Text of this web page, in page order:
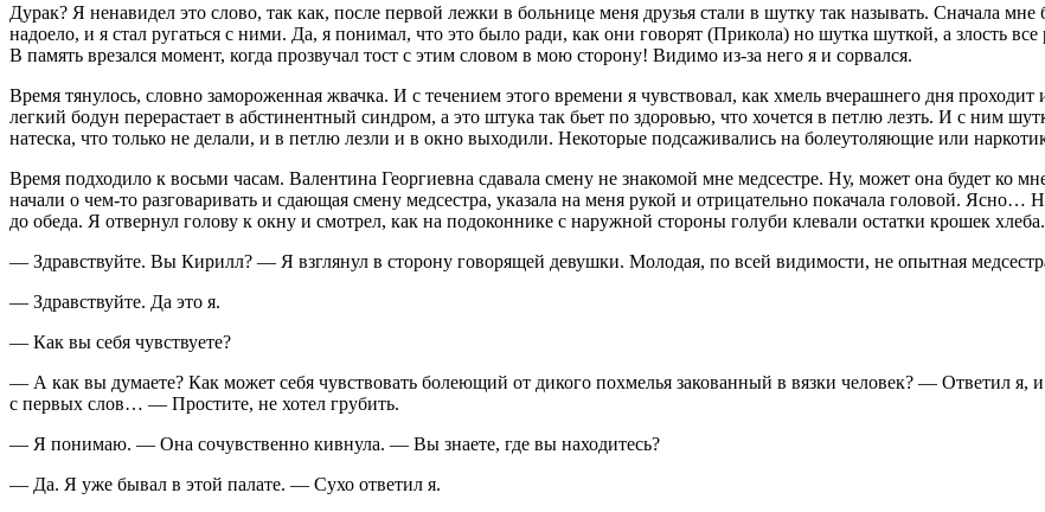
Дурак? Я ненавидел это слово, так как, после первой лежки в больнице меня друзья стали в шутку так называть. Сначала
надоело, и я стал ругаться с ними. Да, я понимал, что это было ради, как они говорят (Прикола) но шутка шуткой, а злость
В память врезался момент, когда прозвучал тост с этим словом в мою сторону! Видимо из-за него я и сорвался.
Время тянулось, словно замороженная жвачка. И с течением этого времени я чувствовал, как хмель вчерашнего дня проходит
легкий бодун перерастает в абстинентный синдром, а это штука так бьет по здоровью, что хочется в петлю лезть. И с ним
натеска, что только не делали, и в петлю лезли и в окно выходили. Некоторые подсаживались на болеутоляющие или наркот
Время подходило к восьми часам. Валентина Георгиевна сдавала смену не знакомой мне медсестре. Ну, может она будет ко
начали о чем-то разговаривать и сдающая смену медсестра, указала на меня рукой и отрицательно покачала головой.
до обеда. Я отвернул голову к окну и смотрел, как на подоконнике с наружной стороны голуби клевали остатки крошек
— Здравствуйте. Вы Кирилл? — Я взглянул в сторону говорящей девушки. Молодая, по всей видимости, не опытная
— Здравствуйте. Да это я.
— Как вы себя чувствуете?
— А как вы думаете? Как может себя чувствовать болеющий от дикого похмелья закованный в вязки человек? — Ответил я,
с первых слов… — Простите, не хотел грубить.
— Я понимаю. — Она сочувственно кивнула. — Вы знаете, где вы находитесь?
— Да. Я уже бывал в этой палате. — Сухо ответил я.